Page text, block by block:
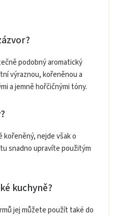
podobný aromatický
výraznou, kořeněnou a
a jemně hořčičnými tóny.
kořeněný, nejde však o
snadno upravíte použitým
kuchyně?
jej můžete použít také do